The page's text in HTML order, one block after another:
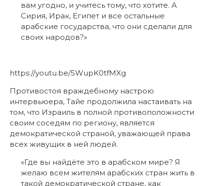
вам угодно, и учитесь тому, что хотите. А
Сирия, Ирак, Египет и все остальные
арабские государства, что они сделали для
своих народов?»
https://youtu.be/5WupK0tfMXg
Противостоя враждебному настрою
интервьюера, Тайе продолжила настаивать на
том, что Израиль в полной противоположности
своим соседям по региону, является
демократической страной, уважающей права
всех живущих в ней людей.
«Где вы найдёте это в арабском мире? Я
желаю всем жителям арабских стран жить в
такой демократической стране, как